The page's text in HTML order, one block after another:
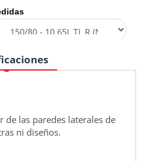
de las paredes laterales de
ni diseños.